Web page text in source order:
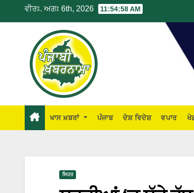
ਵੀਰਃ. ਅਗਃ 6th, 2026 11:54:59 AM
ਖਾਸ ਖ਼ਬਰਾਂ ਪੰਜਾਬ ਦੇਸ਼ ਵਿਦੇਸ਼ ਵਪਾਰ
ਸਿਹਤ